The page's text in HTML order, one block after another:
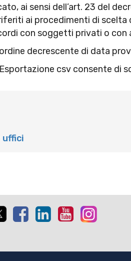
ai sensi dell’art. 23 del
ai procedimenti di
con soggetti privati o con
decrescente di data
csv consente di
uffici